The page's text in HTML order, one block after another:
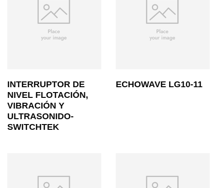
INTERRUPTOR DE
NIVEL FLOTACIÓN,
VIBRACIÓN Y
ULTRASONIDO-
SWITCHTEK
ECHOWAVE LG10-11